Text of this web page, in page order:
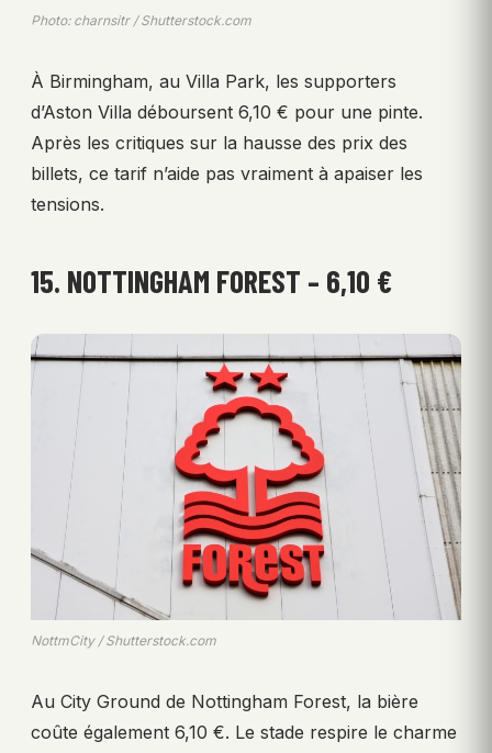
Photo: charnsitr / Shutterstock.com
À Birmingham, au Villa Park, les supporters
d’Aston Villa déboursent 6,10 € pour une pinte.
Après les critiques sur la hausse des prix des
billets, ce tarif n’aide pas vraiment à apaiser les
tensions.
15. NOTTINGHAM FOREST – 6,10 €
NottmCity / Shutterstock.com
Au City Ground de Nottingham Forest, la bière
coûte également 6,10 €. Le stade respire le charme